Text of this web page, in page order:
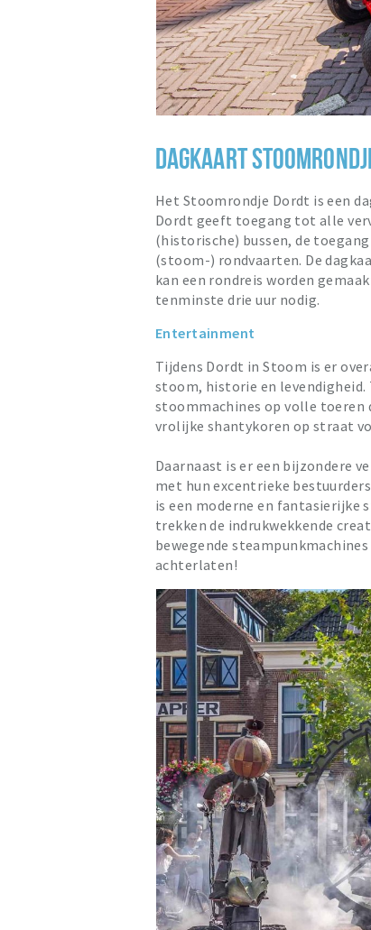
DAGKAART
Het Stoomrondje Dordt is een
Dordt geeft toegang tot alle
(historische) bussen, de
(stoom-) rondvaarten. De
kan een rondreis worden
tenminste drie uur nodig.
Entertainment
Tijdens Dordt in Stoom is er
stoom, historie en
stoommachines op volle toeren
vrolijke shantykoren op straat
Daarnaast is er een bijzondere
met hun excentrieke
is een moderne en fantasierijke
trekken de indrukwekkende
bewegende
achterlaten!